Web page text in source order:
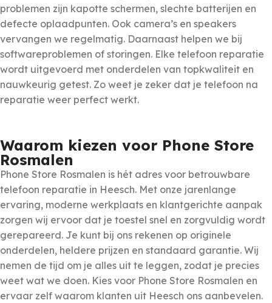
problemen zijn kapotte schermen, slechte batterijen en
defecte oplaadpunten. Ook camera’s en speakers
vervangen we regelmatig. Daarnaast helpen we bij
softwareproblemen of storingen. Elke telefoon reparatie
wordt uitgevoerd met onderdelen van topkwaliteit en
nauwkeurig getest. Zo weet je zeker dat je telefoon na
reparatie weer perfect werkt.
Waarom kiezen voor Phone Store
Rosmalen
Phone Store Rosmalen is hét adres voor betrouwbare
telefoon reparatie in Heesch. Met onze jarenlange
ervaring, moderne werkplaats en klantgerichte aanpak
zorgen wij ervoor dat je toestel snel en zorgvuldig wordt
gerepareerd. Je kunt bij ons rekenen op originele
onderdelen, heldere prijzen en standaard garantie. Wij
nemen de tijd om je alles uit te leggen, zodat je precies
weet wat we doen. Kies voor Phone Store Rosmalen en
ervaar zelf waarom klanten uit Heesch ons aanbevelen.